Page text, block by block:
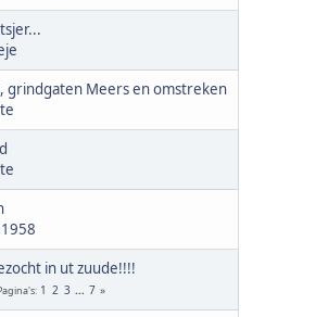
grindgaten Meers en omstreken
in ut zuude!!!!
1 2 3 ... 7